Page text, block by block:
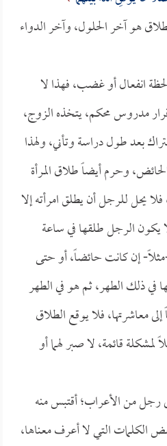
الطلاق هو آخر الحلول، وآخر الدواء
انفعال أو غضب، فهذا لا
مدروس محكم، يتخذه الزوج،
بعد طول دراسة وتأني، ولهذا
وحرم أيضاً طلاق المرأة
يحل للرجل أن يطلق امرأته إلا
يكون الرجل طلقها في ساعة
إن كانت حائضاً، أو حتى
ذلك الطهر، ثم هو في الطهر
معاشرتها، فلا يوقع الطلاق
قائمة، لا صبر لهما أو
رجل من الأعراب؛ أقتبس منه
التي لا أعرف معناها،